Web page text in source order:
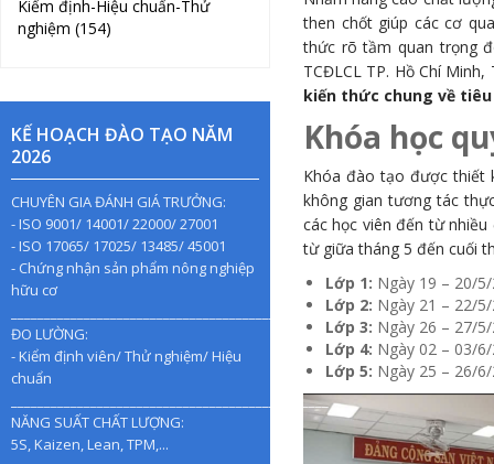
Kiểm định-Hiệu chuẩn-Thử
nghiệm (154)
KẾ HOẠCH ĐÀO TẠO NĂM
2026
CHUYÊN GIA ĐÁNH GIÁ TRƯỞNG:
- ISO 9001/ 14001/ 22000/ 27001
- ISO 17065/ 17025/ 13485/ 45001
- Chứng nhận sản phẩm nông nghiệp
hữu cơ
________________________________________________
ĐO LƯỜNG:
- Kiểm định viên/ Thử nghiệm/ Hiệu
chuẩn
________________________________________________
NĂNG SUẤT CHẤT LƯỢNG:
5S, Kaizen, Lean, TPM,...
then chốt giúp các cơ
thức rõ tầm quan trọng
TCĐLCL TP. Hồ Chí
kiến thức chung về
Khóa học
Khóa đào tạo được thiết
không gian tương tác
các học viên đến từ
từ giữa tháng 5 đến cuối
Lớp 1: Ngày 19 – 20/
Lớp 2: Ngày 21 – 22/
Lớp 3: Ngày 26 – 27/
Lớp 4: Ngày 02 – 03/
Lớp 5: Ngày 25 – 26/